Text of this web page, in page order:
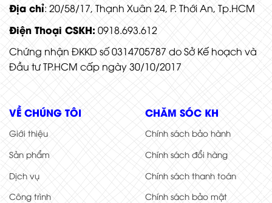
Địa chỉ: 20/58/17, Thạnh Xuân 24, P. Thới An, Tp.HCM
Điện Thoại CSKH: 0918.693.612
Chứng nhận ĐKKD số 0314705787 do Sở Kế hoạch và
Đầu tư TP.HCM cấp ngày 30/10/2017
VỀ CHÚNG TÔI
Giới thiệu
Sản phẩm
Dịch vụ
Công trình
CHĂM SÓC KH
Chính sách bảo hành
Chính sách đổi hàng
Chính sách thanh toán
Chính sách bảo mật